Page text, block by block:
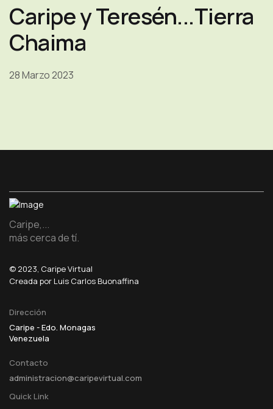
Caripe y Teresén...Tierra
Chaima
28 Marzo 2023
Caripe,...
más cerca de tí.
© 2023, Caripe Virtual
Creada por Luis Carlos Buonaffina
Dirección
Caripe - Edo. Monagas
Venezuela
Contacto
administracion@caripevirtual.com
Quick Link